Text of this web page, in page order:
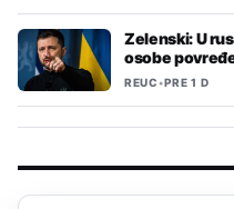
Zelenski: U
osobe
REUC•PRE 1 D